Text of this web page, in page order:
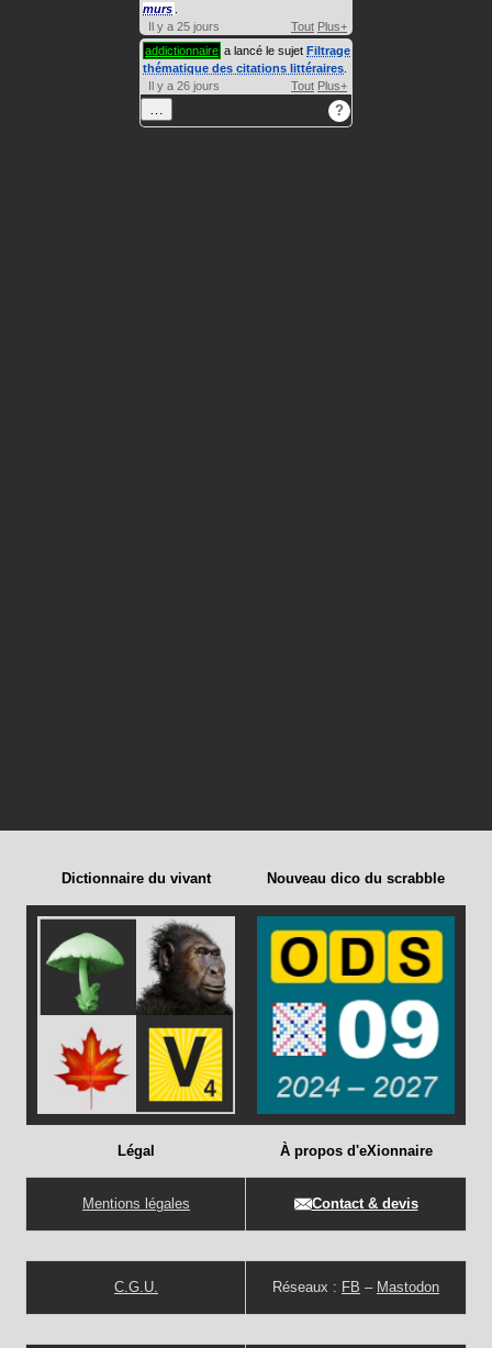
murs
Il y a 25 jours
Tout Plus+
addictionnaire a lancé le sujet Filtrage
thématique des citations littéraires
Il y a 26 jours
Tout Plus+
?
Dictionnaire du vivant Nouveau dico du scrabble
Légal
Mentions légales
C.G.U.
À propos d'eXionnaire
Contact & devis
Réseaux : FB – Mastodon